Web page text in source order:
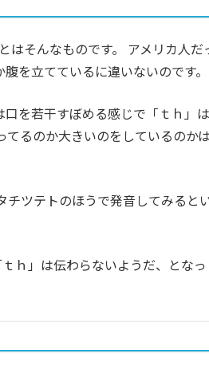
はそんなものです。 アメリカ人だ
を立てているに違いないのです。
口を若干すぼめる感じで「ｔｈ」は
るのか大きいのをしているのか
チツテトのほうで発音してみると
ｈ」は伝わらないようだ、となっ